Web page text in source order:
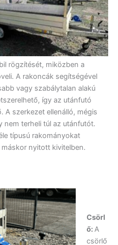
rögzítését, miközben a
A rakoncák segítségével
vagy szabálytalan alakú
így az utánfutó
A szerkezet ellenálló, mégis
nem terheli túl az utánfutót.
típusú rakományokat
nyitott kivitelben.
Csörl
ő:A
csörlő